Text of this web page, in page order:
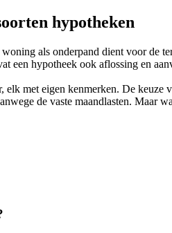
hypotheken
als onderpand dient voor de
een hypotheek ook aflossing en
met eigen kenmerken. De
de vaste maandlasten. Maar